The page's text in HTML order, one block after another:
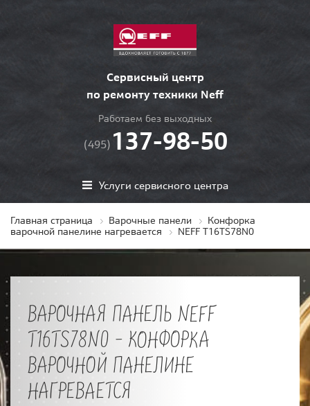
Сервисный центр
по ремонту техники Neff
Работаем без выходных
(495) 137-98-50
Услуги сервисного центра
Главная страница Варочные панели
Конфорка
варочной панелине нагревается
NEFF T16TS78N0
ВАРОЧНАЯ ПАНЕЛЬ NEFF
T16TS78N0 - КОНФОРКА
ВАРОЧНОЙ ПАНЕЛИНЕ
НАГРЕВАЕТСЯ